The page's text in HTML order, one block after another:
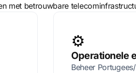
met betrouwbare
⚙️
Operationele
Beheer